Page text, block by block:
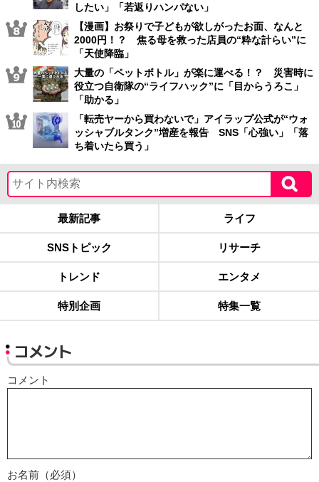
したい」「若返りハンパない」
【漫画】お祭りで子どもが欲しがったお面、なんと
2000円！？ 焦る母を救った店員の“粋な計らい”に
「天使降臨」
大量の「ペットボトル」が楽に運べる！？ 災害時に
役立つ自衛隊の“ライフハック”に「目からうろこ」
「助かる」
「転売ヤーから買わないで」アイラップ公式が“ウォ
ッシャブルタンク”増産を報告 SNS「心強い」「落
ち着いたら買う」
最新記事 ライフ
SNSトピック リサーチ
トレンド エンタメ
特別企画 特集一覧
コメント
コメント
お名前（必須）